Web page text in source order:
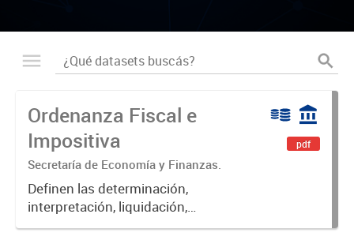
Ordenanza Fiscal e
Impositiva
Secretaría de Economía y Finanzas.
Definen las determinación,
interpretación, liquidación,
fiscalización, pago, exenciones,
pdf